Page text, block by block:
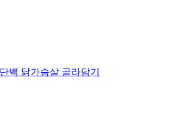
백 닭가슴살 골라담기